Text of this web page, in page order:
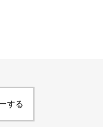
する